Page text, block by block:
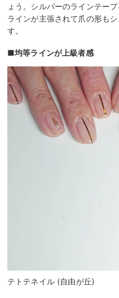
ょう。シルバーのラインテー
ラインが主張されて爪の形も
す。
■均等ラインが上級者感
テトテネイル (自由が丘)